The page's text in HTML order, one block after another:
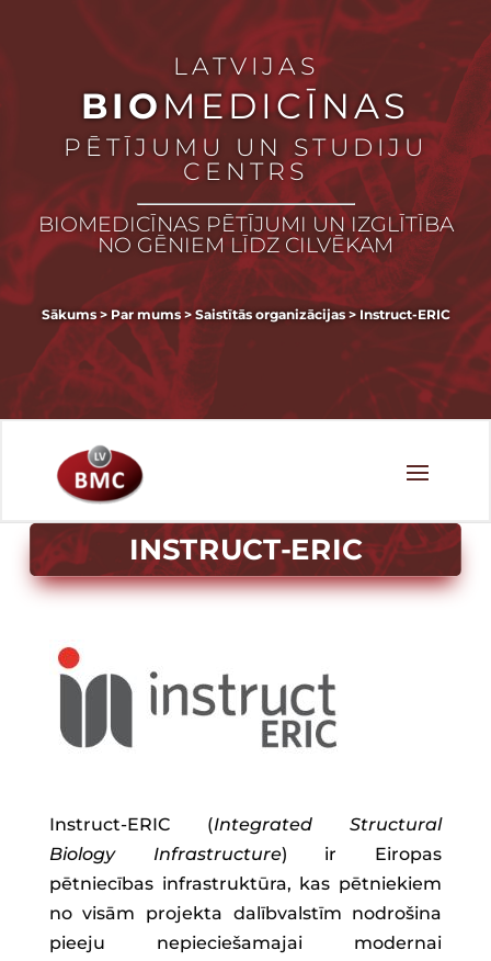
LATVIJAS
BIOMEDICĪNAS
PĒTĪJUMU UN STUDIJU
CENTRS
BIOMEDICĪNAS PĒTĪJUMI UN IZGLĪTĪBA
NO GĒNIEM LĪDZ CILVĒKAM
Sākums> Par mums> Saistītās organizācijas> Instruct-ERIC
INSTRUCT-ERIC
Instruct-ERIC (Integrated Structural
Biology Infrastructure) ir Eiropas
pētniecības infrastruktūra, kas pētniekiem
no visām projekta dalībvalstīm nodrošina
pieeju nepieciešamajai modernai